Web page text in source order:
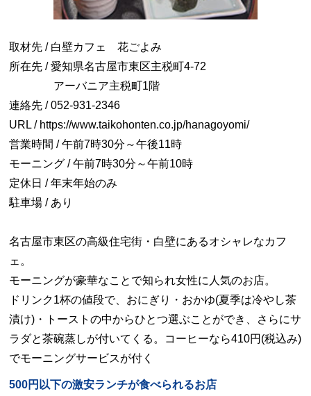
取材先 / 白壁カフェ 花ごよみ
所在先 / 愛知県名古屋市東区主税町4-72
アーバニア主税町1階
連絡先 / 052-931-2346
URL / https://www.taikohonten.co.jp/hanagoyomi/
営業時間 / 午前7時30分～午後11時
モーニング / 午前7時30分～午前10時
定休日 / 年末年始のみ
駐車場 / あり
名古屋市東区の高級住宅街・白壁にあるオシャレなカフ
ェ。
モーニングが豪華なことで知られ女性に人気のお店。
ドリンク1杯の値段で、おにぎり・おかゆ(夏季は冷やし茶
漬け)・トーストの中からひとつ選ぶことができ、さらにサ
ラダと茶碗蒸しが付いてくる。コーヒーなら410円(税込み)
でモーニングサービスが付く
500円以下の激安ランチが食べられるお店